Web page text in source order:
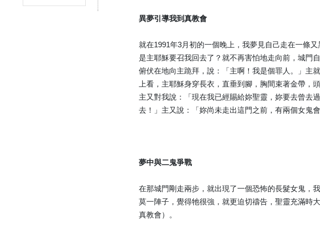
異夢引導我到真教會
就在1991年3月初的一個晚上，我夢見自己走在一條
是主耶穌要召我回去了？就不再害怕地走向前，城門
俯伏在地向主跪拜，說：「主啊！我是個罪人。」主
上看，主耶穌身穿長衣，直垂到腳，胸間束著金帶，
主又對我說：「現在我已經賜給妳聖靈，妳要去曾
去！」主又說：「妳尚未走出這門之前，有兩個女鬼
夢中與二鬼爭戰
在那城門剛走兩步，就出現了一個恐怖的長髮女鬼，
莫一陣子，覺得牠很強，就更迫切禱告，聖靈充滿時
真教會）。